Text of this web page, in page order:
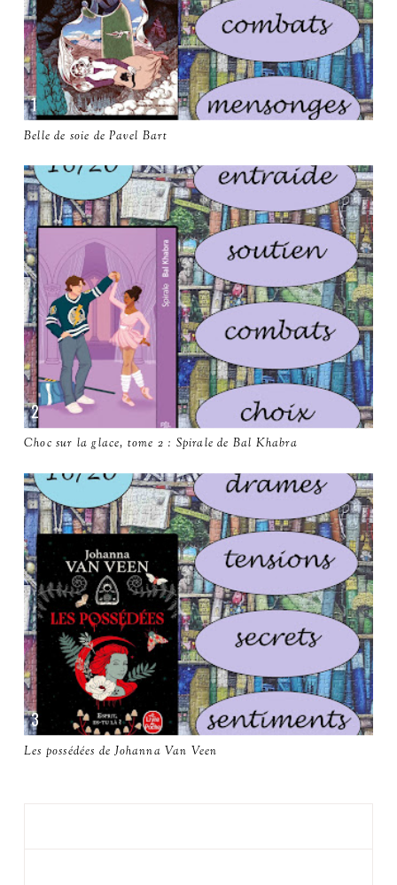
Belle de soie de Pavel Bart
Choc sur la glace, tome 2 : Spirale de Bal Khabra
Les possédées de Johanna Van Veen